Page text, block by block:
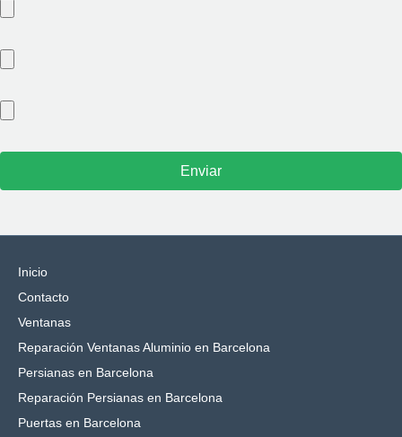
Inicio
Contacto
Ventanas
Reparación Ventanas Aluminio en Barcelona
Persianas en Barcelona
Reparación Persianas en Barcelona
Puertas en Barcelona